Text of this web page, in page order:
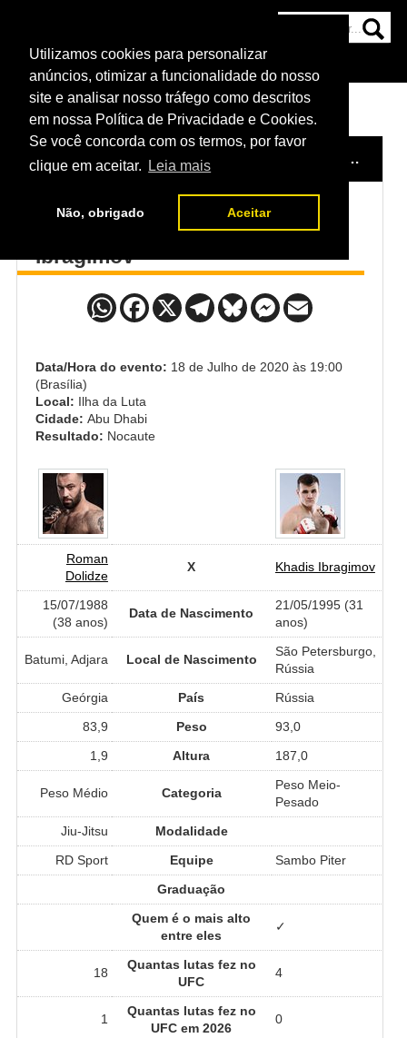
Utilizamos cookies para personalizar
anúncios, otimizar a funcionalidade do nosso
site e analisar nosso tráfego como descritos
em nossa Política de Privacidade e Cookies.
Se você concorda com os termos, por favor
clique em aceitar.
Leia mais
Não, obrigado Aceitar
NOTÍCIAS
HOME EVENTO / UFC: FIGUEIREDO X BENAVIDEZ 2
Roman Dolidze x Khadis
Ibragimov
Data/Hora do evento: 18 de Julho de 2020 às 19:00
(Brasília)
Local: Ilha da Luta
Cidade: Abu Dhabi
Resultado: Nocaute
Roman
Dolidze
X Khadis Ibragimov
15/07/1988
(38 anos)
Data de Nascimento
21/05/1995 (31
anos)
Batumi, Adjara Local de Nascimento
São Petersburgo,
Rússia
Geórgia
País
Rússia
83,9
Peso
93,0
1,9
Altura 187,0
Peso Médio Categoria
Peso Meio-
Pesado
Jiu-Jitsu
Modalidade
RD Sport
Equipe
Sambo Piter
Graduação
Quem é o mais alto
entre eles
✓
18
Quantas lutas fez no
UFC
4
1
Quantas lutas fez no
UFC em 2026
0